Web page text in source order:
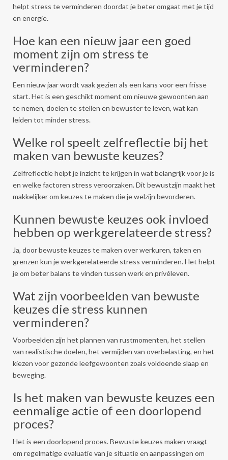
helpt stress te verminderen doordat je beter omgaat met je tijd
en energie.
Hoe kan een nieuw jaar een goed
moment zijn om stress te
verminderen?
Een nieuw jaar wordt vaak gezien als een kans voor een frisse
start. Het is een geschikt moment om nieuwe gewoonten aan
te nemen, doelen te stellen en bewuster te leven, wat kan
leiden tot minder stress.
Welke rol speelt zelfreflectie bij het
maken van bewuste keuzes?
Zelfreflectie helpt je inzicht te krijgen in wat belangrijk voor je is
en welke factoren stress veroorzaken. Dit bewustzijn maakt het
makkelijker om keuzes te maken die je welzijn bevorderen.
Kunnen bewuste keuzes ook invloed
hebben op werkgerelateerde stress?
Ja, door bewuste keuzes te maken over werkuren, taken en
grenzen kun je werkgerelateerde stress verminderen. Het helpt
je om beter balans te vinden tussen werk en privéleven.
Wat zijn voorbeelden van bewuste
keuzes die stress kunnen
verminderen?
Voorbeelden zijn het plannen van rustmomenten, het stellen
van realistische doelen, het vermijden van overbelasting, en het
kiezen voor gezonde leefgewoonten zoals voldoende slaap en
beweging.
Is het maken van bewuste keuzes een
eenmalige actie of een doorlopend
proces?
Het is een doorlopend proces. Bewuste keuzes maken vraagt
om regelmatige evaluatie van je situatie en aanpassingen om